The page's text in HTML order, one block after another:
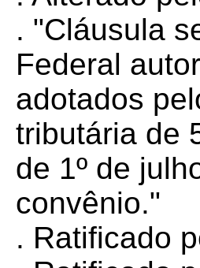
. "Cláusula
Federal
adotados
tributária de
de 1º de
convênio."
. Ratificado